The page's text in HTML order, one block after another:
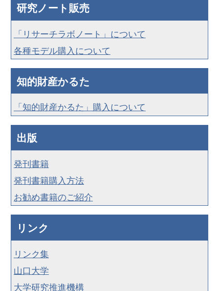
研究ノート販売
「リサーチラボノート」について
各種モデル購入について
知的財産かるた
「知的財産かるた」購入について
出版
発刊書籍
発刊書籍購入方法
お勧め書籍のご紹介
リンク
リンク集
山口大学
大学研究推進機構